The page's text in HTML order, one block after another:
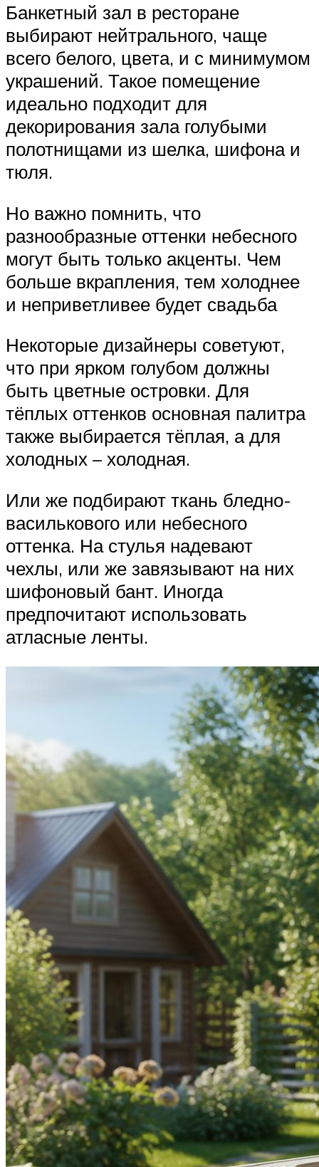
Банкетный зал в ресторане
выбирают нейтрального, чаще
всего белого, цвета, и с минимумом
украшений. Такое помещение
идеально подходит для
декорирования зала голубыми
полотнищами из шелка, шифона и
тюля.
Но важно помнить, что
разнообразные оттенки небесного
могут быть только акценты. Чем
больше вкрапления, тем холоднее
и неприветливее будет свадьба
Некоторые дизайнеры советуют,
что при ярком голубом должны
быть цветные островки. Для
тёплых оттенков основная палитра
также выбирается тёплая, а для
холодных – холодная.
Или же подбирают ткань бледно-
василькового или небесного
оттенка. На стулья надевают
чехлы, или же завязывают на них
шифоновый бант. Иногда
предпочитают использовать
атласные ленты.